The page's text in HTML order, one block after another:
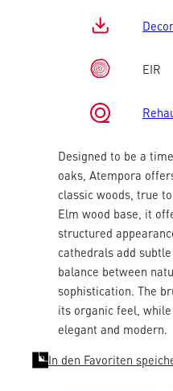
EIR
Designed to be a
oaks, Atempora
classic woods, true
Elm wood base, it
structured
cathedrals add
balance between
sophistication. The
its organic feel,
elegant and modern.
In den Favoriten